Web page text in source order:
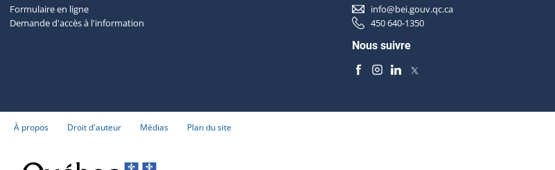
Formulaire en ligne
Demande d'accès à l'information
info@bei.gouv.qc.ca
450 640-1350
Nous suivre
À propos Droit d'auteur Médias Plan du site